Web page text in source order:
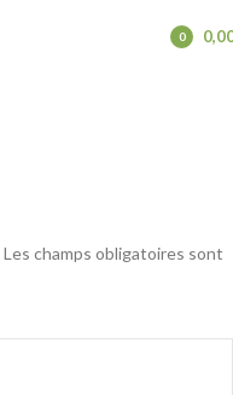
0
Les champs obligatoires sont